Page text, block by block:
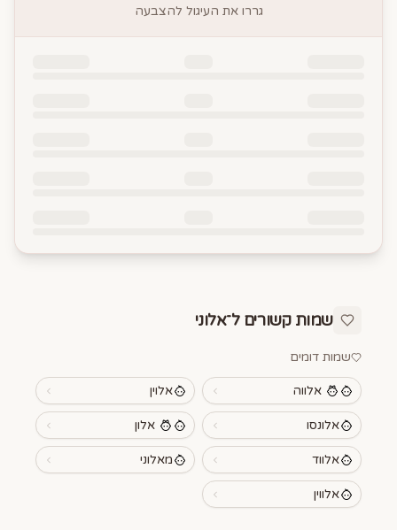
גררו את העיגול להצבעה
שמות קשורים ל־אלוני
שמות דומים
אלווה אלוין
אלונסו אלון
אלווד מאלוני
אלווין